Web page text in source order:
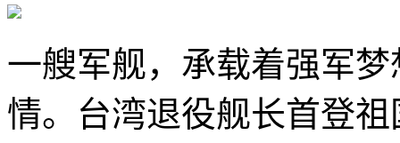
一艘军舰，承载着强军
情。台湾退役舰长首登